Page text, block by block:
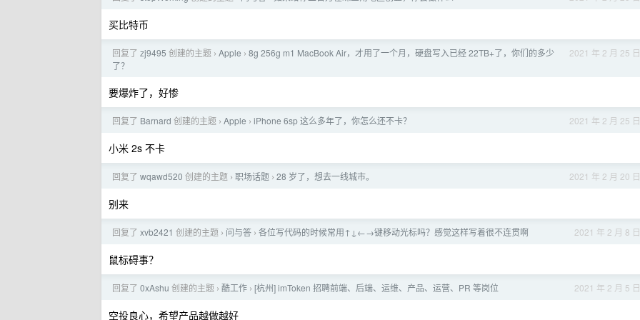
买比特币
2021 年 2 月 25 日
回复了 zj9495 创建的主题 › Apple › 8g 256g m1 MacBook Air，才用了一个月，硬盘写入已经 22TB+了，你们的多少
了？
要爆炸了，好惨
2021 年 2 月 25 日
回复了 Barnard 创建的主题 › Apple › iPhone 6sp 这么多年了，你怎么还不卡？
小米 2s 不卡
2021 年 2 月 20 日
回复了 wqawd520 创建的主题 › 职场话题 › 28 岁了，想去一线城市。
别来
2021 年 2 月 8 日
回复了 xvb2421 创建的主题 › 问与答 › 各位写代码的时候常用↑↓←→键移动光标吗？感觉这样写着很不连贯啊
鼠标碍事？
2021 年 2 月 5 日
回复了 0xAshu 创建的主题 › 酷工作 › [杭州] imToken 招聘前端、后端、运维、产品、运营、PR 等岗位
空投良心，希望产品越做越好